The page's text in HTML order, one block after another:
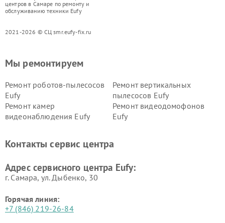
центров в Самаре по ремонту и
обслуживанию техники Eufy
2021-2026 © СЦ smr.eufy-fix.ru
Мы ремонтируем
Ремонт роботов-пылесосов
Eufy
Ремонт вертикальных
пылесосов Eufy
Ремонт камер
видеонаблюдения Eufy
Ремонт видеодомофонов
Eufy
Контакты сервис центра
Адрес сервисного центра Eufy:
г. Самара, ул. Дыбенко, 30
Горячая линия:
+7 (846) 219-26-84